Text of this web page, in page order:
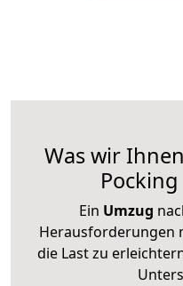
Was wir
Ein Umzug
Herausforderungen
die Last zu